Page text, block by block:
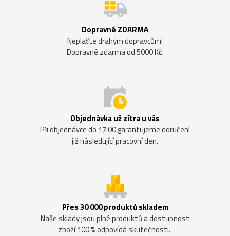
Dopravné ZDARMA
Neplaťte drahým dopravcům!
Dopravné zdarma od 5000 Kč.
Objednávka už zítra u vás
Při objednávce do 17:00 garantujeme doručení
již následující pracovní den.
Přes 30 000 produktů skladem
Naše sklady jsou plné produktů a dostupnost
zboží 100 % odpovídá skutečnosti.